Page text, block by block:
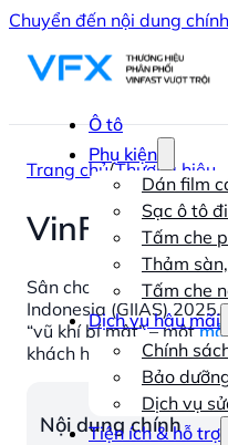
Chuyển đến nội dung chính
Ô tô
Phụ kiện
Dán film
Sạc ô tô
Tấm che
Thảm
Tấm che
Dịch vụ hậu mãi
Chính
Bảo
Dịch vụ
Tiện ích & hỗ trợ
Trang chủ/Thương hiệu
VinFast tái
Sân chơi ô tô Đông
Indonesia (GIIAS)
“vũ khí bí mật” – một
khách hàng tại xứ sở
Nội dung chính